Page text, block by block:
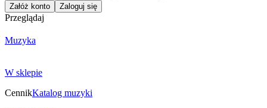
Załóż konto Zaloguj się
Przeglądaj
Muzyka
W sklepie
CennikKatalog muzyki